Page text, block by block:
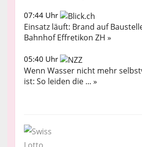
07:44 Uhr
Einsatz läuft: Brand auf
Bahnhof Effretikon ZH »
05:40 Uhr
Wenn Wasser nicht mehr
ist: So leiden die ... »